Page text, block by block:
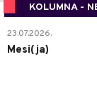
KOLUMNA -
23.07.2026.
Mesi(ja)